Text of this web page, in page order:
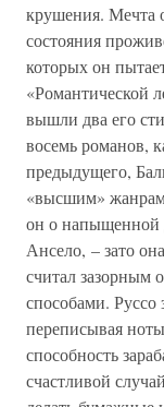
крушения. Мечта
состояния
которых он
«Романтической
вышли два его
восемь романов,
предыдущего,
«высшим»
он о напыщенной
Ансело, – зато
считал зазорным
способами. Руссо
переписывая
способность
счастливой